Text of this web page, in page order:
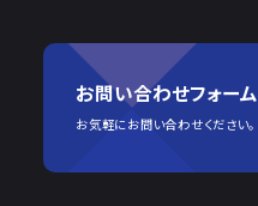
お問い合わせフォーム
お気軽にお問い合わせください。